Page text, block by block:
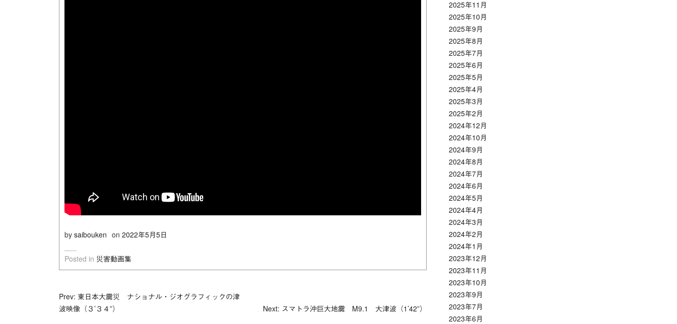
by saibouken on 2022年5月5日
Posted in 災害動画集
投
Prev: 東日本大震災 ナショナル・ジオグラフィックの津
波映像（３’３４”）
Next: スマトラ沖巨大地震 M9.1 大津波（1’42”）
2025年11月
2025年10月
2025年9月
2025年8月
2025年7月
2025年6月
2025年5月
2025年4月
2025年3月
2025年2月
2024年12月
2024年10月
2024年9月
2024年8月
2024年7月
2024年6月
2024年5月
2024年4月
2024年3月
2024年2月
2024年1月
2023年12月
2023年11月
2023年10月
2023年9月
2023年7月
2023年6月